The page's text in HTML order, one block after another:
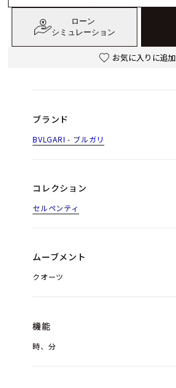
ローン
シミュレーション
お気に入りに追加
ブランド
BVLGARI - ブルガリ
コレクション
セルペンティ
ムーブメント
クオーツ
機能
時、分